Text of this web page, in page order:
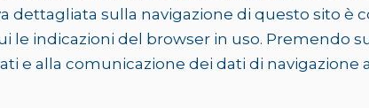
dettagliata sulla navigazione di questo sito
le indicazioni del browser in uso. Premendo
e alla comunicazione dei dati di navigazione